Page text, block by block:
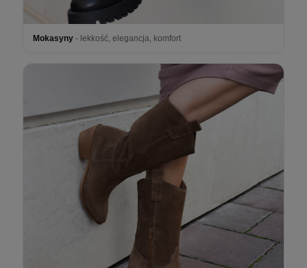
Mokasyny - lekkość, elegancja, komfort